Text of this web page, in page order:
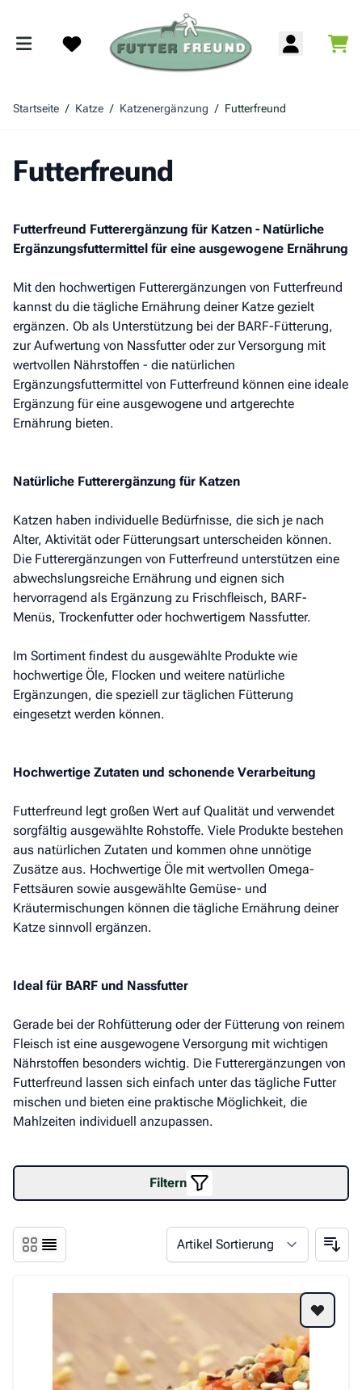
Startseite / Katze / Katzenergänzung / Futterfreund
Futterfreund
Futterfreund Futterergänzung für Katzen - Natürliche
Ergänzungsfuttermittel für eine ausgewogene Ernährung
Mit den hochwertigen Futterergänzungen von Futterfreund
kannst du die tägliche Ernährung deiner Katze gezielt
ergänzen. Ob als Unterstützung bei der BARF-Fütterung,
zur Aufwertung von Nassfutter oder zur Versorgung mit
wertvollen Nährstoffen - die natürlichen
Ergänzungsfuttermittel von Futterfreund können eine ideale
Ergänzung für eine ausgewogene und artgerechte
Ernährung bieten.
Natürliche Futterergänzung für Katzen
Katzen haben individuelle Bedürfnisse, die sich je nach
Alter, Aktivität oder Fütterungsart unterscheiden können.
Die Futterergänzungen von Futterfreund unterstützen eine
abwechslungsreiche Ernährung und eignen sich
hervorragend als Ergänzung zu Frischfleisch, BARF-
Menüs, Trockenfutter oder hochwertigem Nassfutter.
Im Sortiment findest du ausgewählte Produkte wie
hochwertige Öle, Flocken und weitere natürliche
Ergänzungen, die speziell zur täglichen Fütterung
eingesetzt werden können.
Hochwertige Zutaten und schonende Verarbeitung
Futterfreund legt großen Wert auf Qualität und verwendet
sorgfältig ausgewählte Rohstoffe. Viele Produkte bestehen
aus natürlichen Zutaten und kommen ohne unnötige
Zusätze aus. Hochwertige Öle mit wertvollen Omega-
Fettsäuren sowie ausgewählte Gemüse- und
Kräutermischungen können die tägliche Ernährung deiner
Katze sinnvoll ergänzen.
Ideal für BARF und Nassfutter
Gerade bei der Rohfütterung oder der Fütterung von reinem
Fleisch ist eine ausgewogene Versorgung mit wichtigen
Nährstoffen besonders wichtig. Die Futterergänzungen von
Futterfreund lassen sich einfach unter das tägliche Futter
mischen und bieten eine praktische Möglichkeit, die
Mahlzeiten individuell anzupassen.
Filtern